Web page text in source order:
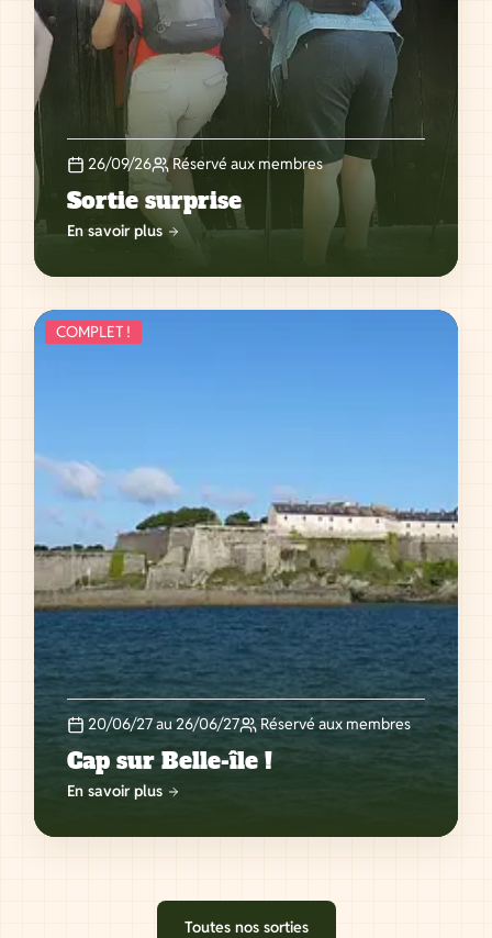
26/09/26 Réservé aux membres
Sortie surprise
En savoir plus
COMPLET !
20/06/27 au 26/06/27 Réservé aux membres
Cap sur Belle-île !
En savoir plus
Toutes nos sorties